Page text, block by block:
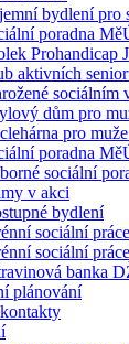
bydlení pro
poradna
Prohandicap
aktivních
sociálním
dům pro
pro
poradna
sociální
v akci
bydlení
sociální
sociální
banka
plánování